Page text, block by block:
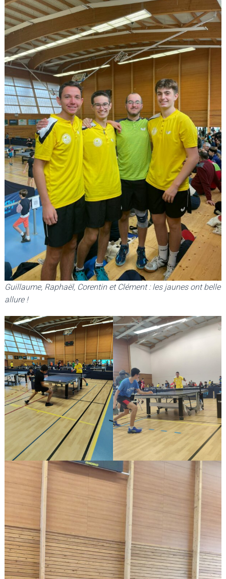
Guillaume, Raphaël, Corentin et Clément : les jaunes ont belle
allure !